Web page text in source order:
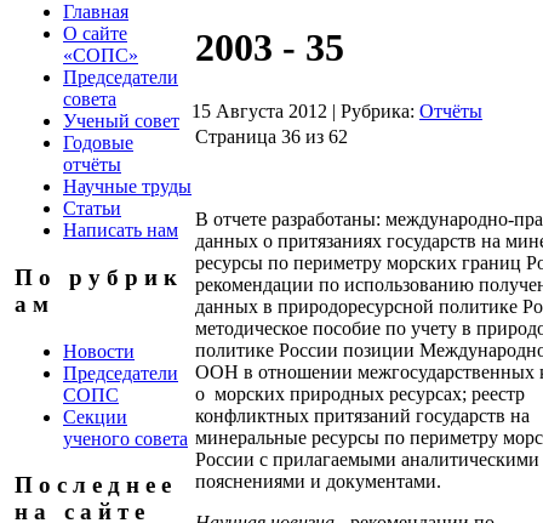
Главная
О сайте
«СОПС»
Председатели
совета
Ученый совет
Годовые
отчёты
Научные труды
Статьи
Написать нам
П о р у б р и к
а м
Новости
Председатели
СОПС
Секции
ученого совета
П о с л е д н е е
н а с а й т е
2003 - 35
15 Августа 2012 | Рубрика: Отчёты
Страница 36 из 62
В отчете разработаны: международно-
данных о притязаниях государств на
ресурсы по периметру морских границ
рекомендации по использованию
данных в природоресурсной политике
методическое пособие по учету в
политике России позиции
ООН в отношении межгосударственных
о морских природных ресурсах; реестр
конфликтных притязаний государств на
минеральные ресурсы по периметру
России с прилагаемыми аналитическими
пояснениями и документами.